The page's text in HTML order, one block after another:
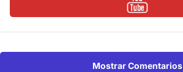
Mostrar Comentarios